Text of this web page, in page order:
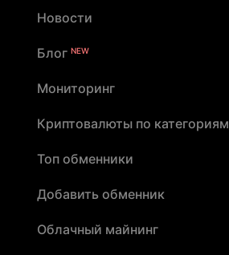
Новости
Блог NEW
Мониторинг
Криптовалюты по категориям
Топ обменники
Добавить обменник
Облачный майнинг